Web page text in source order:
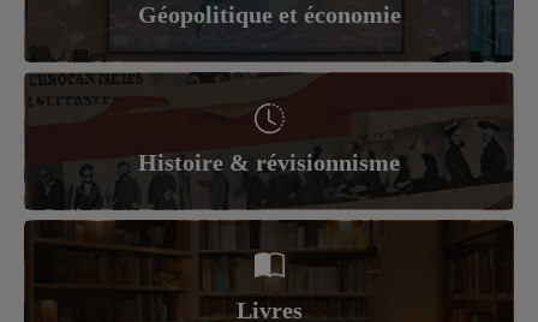
Géopolitique et économie
Histoire & révisionnisme
Livres